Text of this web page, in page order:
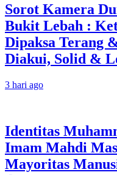
Sorot Kamera
Bukit Lebah :
Dipaksa Terang
Diakui, Solid &
3 hari ago
Identitas
Imam Mahdi
Mayoritas